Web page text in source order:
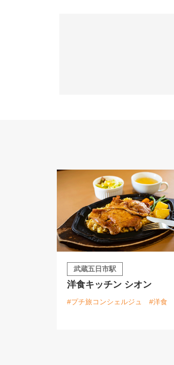
武蔵五日市駅
洋食キッチン シオン
#プチ旅コンシェルジュ #洋食